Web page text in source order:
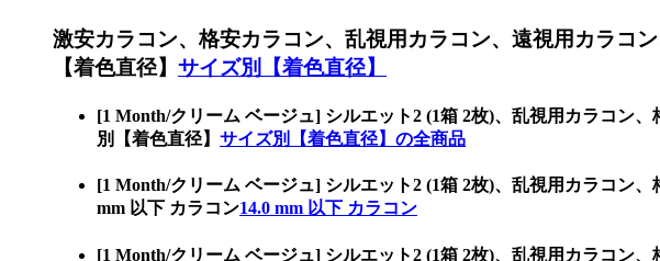
激安カラコン、格安カラコン、乱視用カラコン、遠視用カラコ
【着色直径】 サイズ別【着色直径】
[1 Month/クリーム ベージュ] シルエット2 (1箱 2枚)、乱視用カラコン
別【着色直径】 サイズ別【着色直径】の全商品
[1 Month/クリーム ベージュ] シルエット2 (1箱 2枚)、乱視用カラコン
mm 以下 カラコン14.0 mm 以下 カラコン
[1 Month/クリーム ベージュ] シルエット2 (1箱 2枚)、乱視用カラコン